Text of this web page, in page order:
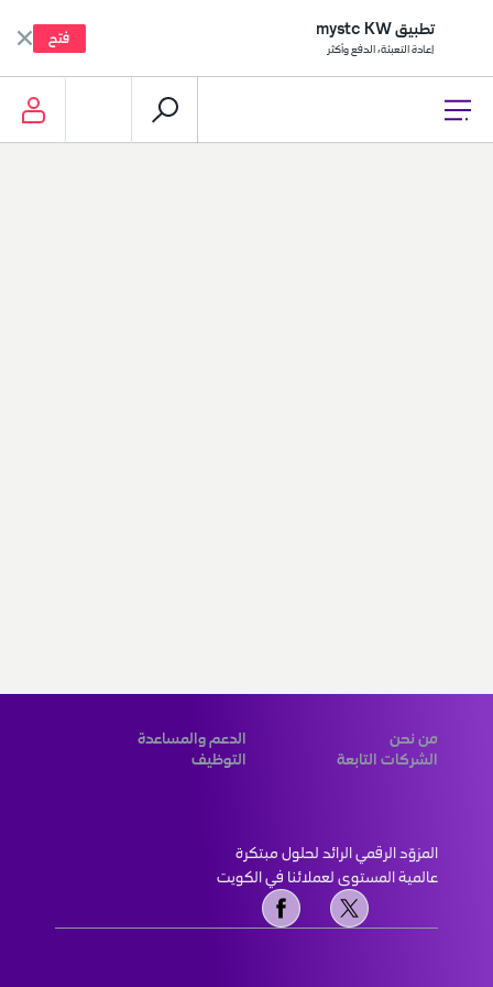
تطبيق mystc KW
إعادة التعبئة، الدفع وأكثر
فتح
من نحن
الدعم والمساعدة
الشركات التابعة
التوظيف
عالمية المستوى لعملائنا في الكويت